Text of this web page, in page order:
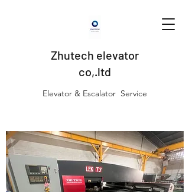
Zhutech elevator
co,.ltd
Elevator & Escalator Service